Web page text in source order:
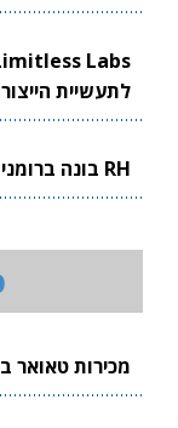
לתעשיית הייצור
RH בונה ברומניה תשתית ייצור ביטחוני ישראלית
מכירות טאואר